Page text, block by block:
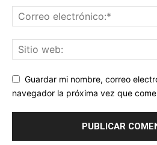
Guardar mi nombre, correo
navegador la próxima vez que